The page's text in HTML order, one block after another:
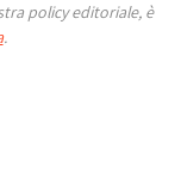
policy editoriale, è
.